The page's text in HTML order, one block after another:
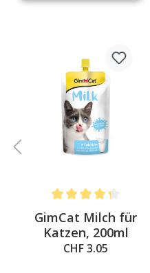
GimCat Milch für
Katzen, 200ml
CHF 3.05